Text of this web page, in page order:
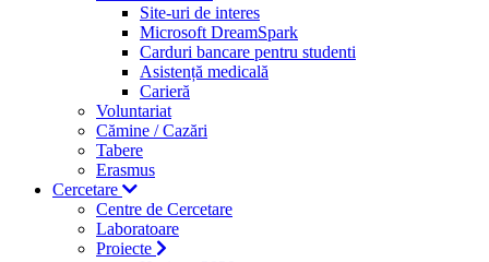
Site-uri de interes
Microsoft DreamSpark
Carduri bancare pentru studenti
Asistență medicală
Carieră
Voluntariat
Cămine / Cazări
Tabere
Erasmus
Cercetare
Centre de Cercetare
Laboratoare
Proiecte